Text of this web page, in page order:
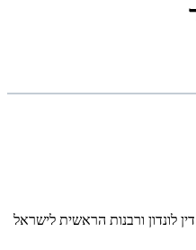
לונדון ורבנות הראשית לישראל